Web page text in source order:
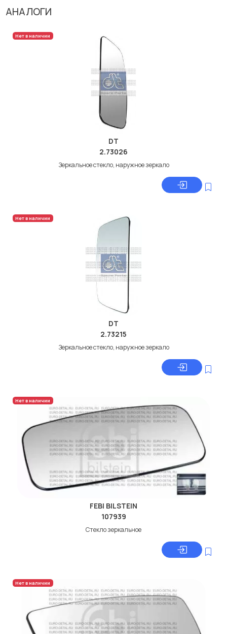
АНАЛОГИ
Нет в наличии
DT
2.73026
Зеркальное стекло, наружное зеркало
Нет в наличии
DT
2.73215
Зеркальное стекло, наружное зеркало
Нет в наличии
FEBI BILSTEIN
107939
Стекло зеркальное
Нет в наличии